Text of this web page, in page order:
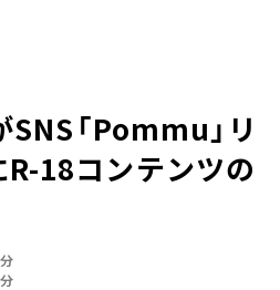
「Pommu」リ
18コンテンツの